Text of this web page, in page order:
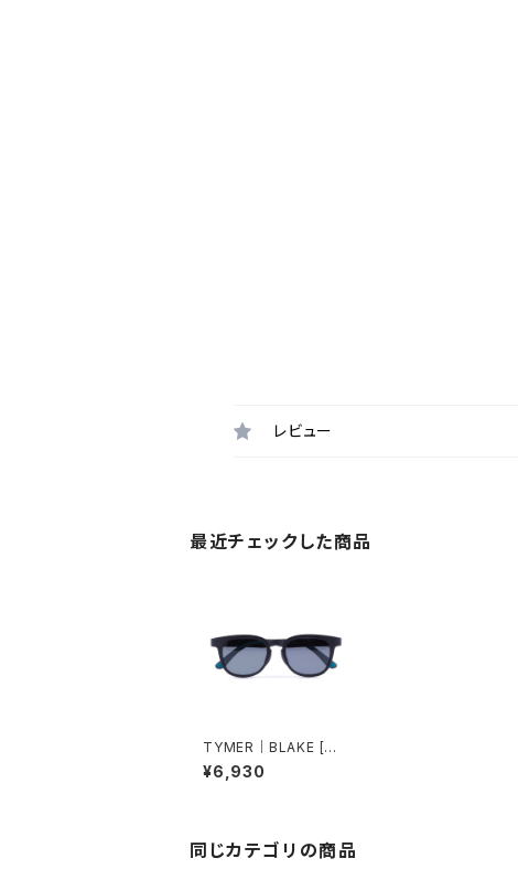
レビュー
最近チェックした商品
TYMER｜BLAKE [Ma
tt Black/Grey]
¥6,930
同じカテゴリの商品